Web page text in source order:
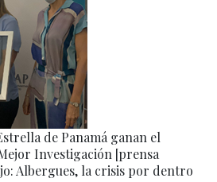
de Panamá ganan el
Investigación [prensa
Albergues, la crisis por dentro